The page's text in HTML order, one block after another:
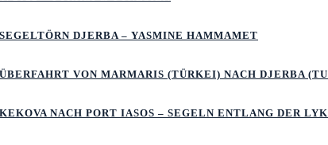
SEGELTÖRN DJERBA – YASMINE HAMMAMET
ÜBERFAHRT VON MARMARIS (TÜRKEI) NACH DJERBA
KEKOVA NACH PORT IASOS – SEGELN ENTLANG DER